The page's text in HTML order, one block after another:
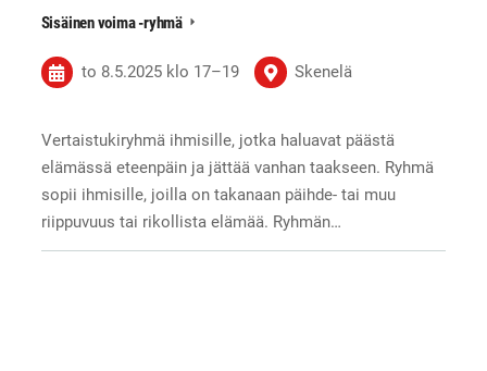
Sisäinen voima -ryhmä
to 8.5.2025 klo 17–19 Skenelä
Vertaistukiryhmä ihmisille, jotka haluavat päästä
elämässä eteenpäin ja jättää vanhan taakseen. Ryhmä
sopii ihmisille, joilla on takanaan päihde- tai muu
riippuvuus tai rikollista elämää. Ryhmän…